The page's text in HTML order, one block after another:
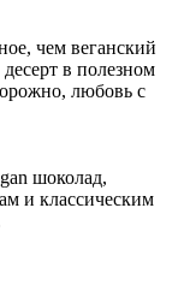
чем веганский
в полезном
любовь с
шоколад,
и классическим